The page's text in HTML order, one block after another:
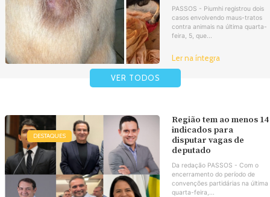
PASSOS - Piumhi registrou dois
casos envolvendo maus-tratos
contra animais na última quarta-
feira, 5, que...
Ler na íntegra
VER TODOS
DESTAQUES
Região tem ao menos 14
indicados para
disputar vagas de
deputado
Da redação PASSOS - Com o
encerramento do período de
convenções partidárias na última
quarta-feira,...